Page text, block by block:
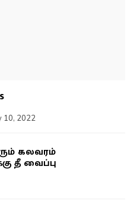
10, 2022
கலவரம்
தீ வைப்பு